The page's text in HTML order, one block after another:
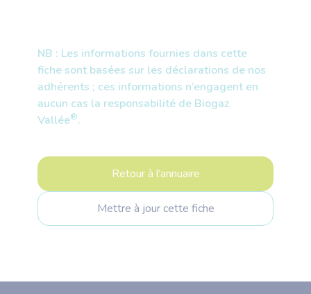
NB : Les informations fournies dans cette
fiche sont basées sur les déclarations de nos
adhérents ; ces informations n’engagent en
aucun cas la responsabilité de Biogaz
Vallée®.
Retour à l’annuaire
Mettre à jour cette fiche